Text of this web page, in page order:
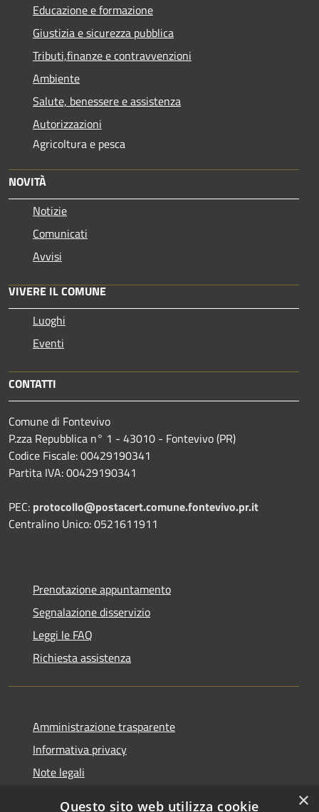
Educazione e formazione
Giustizia e sicurezza pubblica
Tributi,finanze e contravvenzioni
Ambiente
Salute, benessere e assistenza
Autorizzazioni
Agricoltura e pesca
NOVITÀ
Notizie
Comunicati
Avvisi
VIVERE IL COMUNE
Luoghi
Eventi
CONTATTI
Comune di Fontevivo
P.zza Repubblica n° 1 - 43010 - Fontevivo (PR)
Codice Fiscale: 00429190341
Partita IVA: 00429190341
PEC: protocollo@postacert.comune.fontevivo.pr.it
Centralino Unico: 0521611911
Prenotazione appuntamento
Segnalazione disservizio
Leggi le FAQ
Richiesta assistenza
Amministrazione trasparente
Informativa privacy
Note legali
×
Questo sito web utilizza cookie